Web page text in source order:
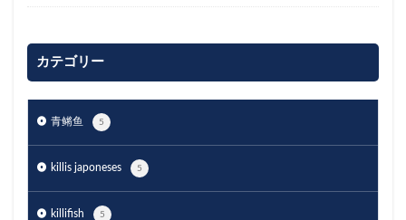
カテゴリー
青鳉鱼 5
killis japoneses 5
killifish 5